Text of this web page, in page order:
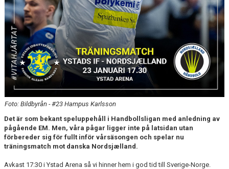
Foto: Bildbyrån - #23 Hampus Karlsson
Det är som bekant speluppehåll i Handbollsligan med anledning av
pågående EM. Men, våra pågar ligger inte på latsidan utan
förbereder sig för fullt inför vårsäsongen och spelar nu
träningsmatch mot danska Nordsjælland.
Avkast 17:30 i Ystad Arena så vi hinner hem i god tid till Sverige-Norge.